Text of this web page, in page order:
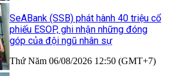
SeABank (SSB) phát hành 40 triệu cổ
phiếu ESOP, ghi nhận những đóng
góp của đội ngũ nhân sự
Thứ Năm 06/08/2026 12:50 (GMT+7)